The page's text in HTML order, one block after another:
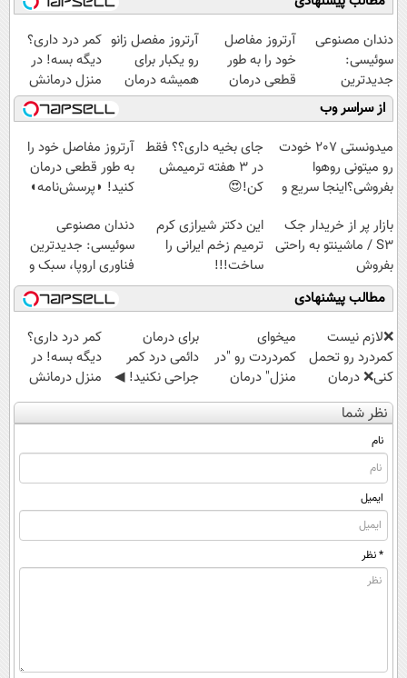
دندان مصنوعی
سوئیسی:
جدیدترین
فناوری اروپا،
سبک و مقاوم |
پرداخت قسطی
آرتروز مفاصل
خود را به طور
قطعی درمان
کنید!
◗پرسش‌نامه◖
آرتروز مفصل زانو
رو یکبار برای
همیشه درمان
کن!
◗پرسش‌نامه◖
کمر درد داری؟
دیگه بسه! در
منزل درمانش
کن
(◀پرسش‌نامه)
از سراسر وب
میدونستی 207 خودت
رو میتونی روهوا
بفروشی؟اینجا سریع و
جای بخیه داری؟؟ فقط
در 3 هفته ترمیمش
کن!😍
آرتروز مفاصل خود را
به طور قطعی درمان
کنید! ◗پرسش‌نامه◖
بازار پر از خریدار جک
S3 / ماشینتو به راحتی
بفروش
این دکتر شیرازی کرم
ترمیم زخم ایرانی را
ساخت!!!
دندان مصنوعی
سوئیسی: جدیدترین
فناوری اروپا، سبک و
مقاوم | پرداخت
قسطی
مطالب پیشنهادی
❌لازم نیست
کمردرد رو تحمل
کنی❌ درمان
بدون جراحی و
قرص
(پرسشنامه)
میخوای
کمردردت رو "در
منزل" درمان
کنی؟ (◂فیلم +
◂پرسش‌نامه)
برای درمان
دائمی درد کمر
جراحی نکنید! ◀
پرسش‌نامه رو پر
کن ▶
کمر درد داری؟
دیگه بسه! در
منزل درمانش
کن
(◀پرسش‌نامه)
نظر شما
نام
ایمیل
* نظر